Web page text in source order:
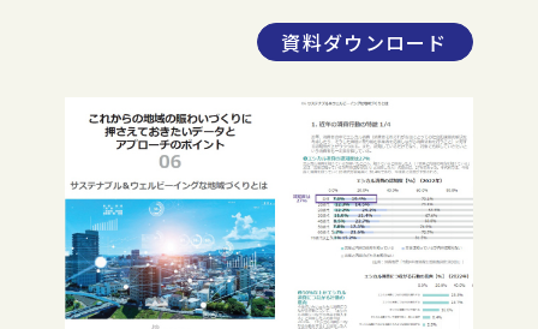
資料ダウンロード